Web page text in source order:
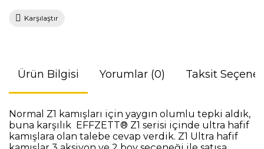
Karşılaştır
Ürün Bilgisi Yorumlar (0) Taksit
Normal Z1 kamışları için yaygın olumlu tepki aldık,
buna karşılık EFFZETT® Z1 serisi içinde ultra hafif
kamışlara olan talebe cevap verdik. Z1 Ultra hafif